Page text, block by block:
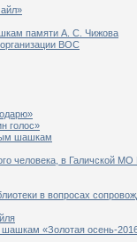
памяти А. С. Чижова
ВОС
голос»
шашкам
человека, в Галичской
в вопросах
«Золотая осень-